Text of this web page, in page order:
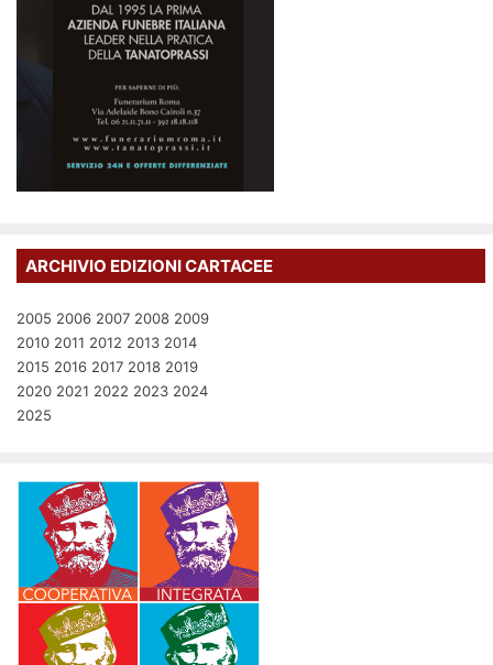
ARCHIVIO EDIZIONI CARTACEE
2005 2006 2007 2008 2009
2010 2011 2012 2013 2014
2015 2016 2017 2018 2019
2020 2021 2022 2023 2024
2025